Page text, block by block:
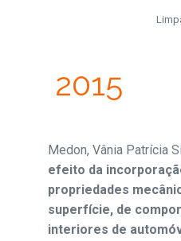
2015
Medon, Vânia Patrícia
efeito da
propriedades
superfície, de
interiores de